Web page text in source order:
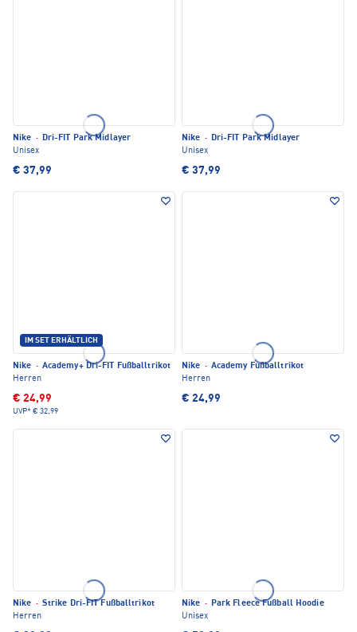
Nike · Dri-FIT Park Midlayer
Unisex
€ 37,99
Nike · Dri-FIT Park Midlayer
Unisex
€ 37,99
IM SET ERHÄLTLICH
Nike · Academy+ Dri-FIT Fußballtrikot
Herren
€ 24,99
UVP* € 32,99
Nike · Academy Fußballtrikot
Herren
€ 24,99
Nike · Strike Dri-FIT Fußballtrikot
Herren
Nike · Park Fleece Fußball Hoodie
Unisex